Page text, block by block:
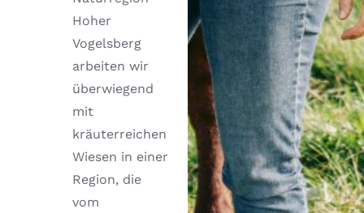
Hoher
Vogelsberg
arbeiten wir
überwiegend
mit
kräuterreichen
Wiesen in einer
Region, die
vom